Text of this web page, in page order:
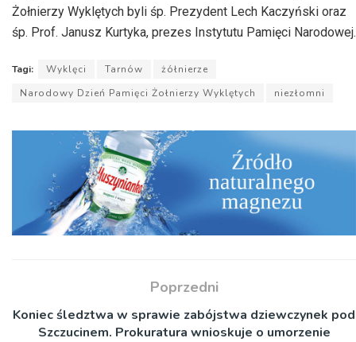
Żołnierzy Wyklętych byli śp. Prezydent Lech Kaczyński oraz
śp. Prof. Janusz Kurtyka, prezes Instytutu Pamięci Narodowej.
Tagi: Wyklęci Tarnów
żółnierze
Narodowy Dzień Pamięci Żołnierzy Wyklętych
niezłomni
Poprzedni
Koniec śledztwa w sprawie zabójstwa dziewczynek pod
Szczucinem. Prokuratura wnioskuje o umorzenie